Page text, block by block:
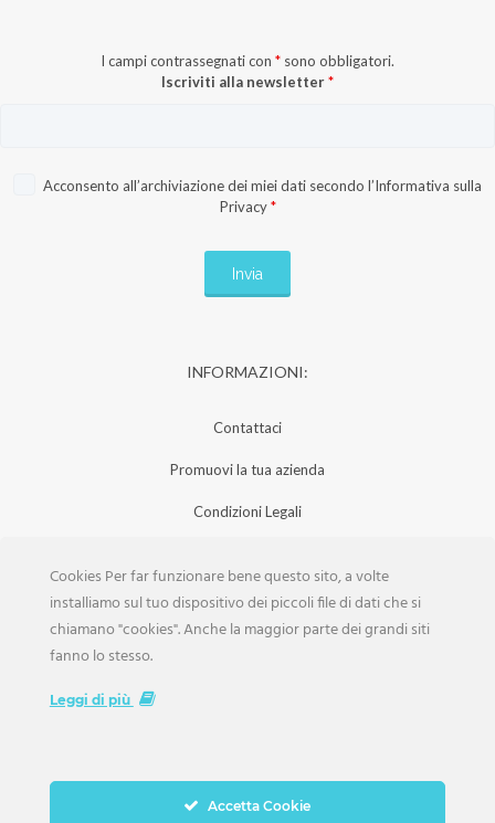
I campi contrassegnati con * sono obbligatori.
Iscriviti alla newsletter*
Acconsento all’archiviazione dei miei dati secondo l’Informativa sulla
Privacy *
INFORMAZIONI:
Contattaci
Promuovi la tua azienda
Condizioni Legali
Iscrizione Aziende
Scarica la Rivista
Cookies Per far funzionare bene questo sito, a volte
installiamo sul tuo dispositivo dei piccoli file di dati che si
chiamano "cookies". Anche la maggior parte dei grandi siti
fanno lo stesso.
Leggi di più
Accetta Cookie